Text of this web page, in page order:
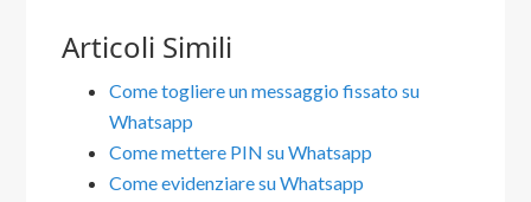
Articoli Simili
Come togliere un messaggio fissato su
Whatsapp​
Come mettere PIN su Whatsapp​
Come evidenziare su Whatsapp​